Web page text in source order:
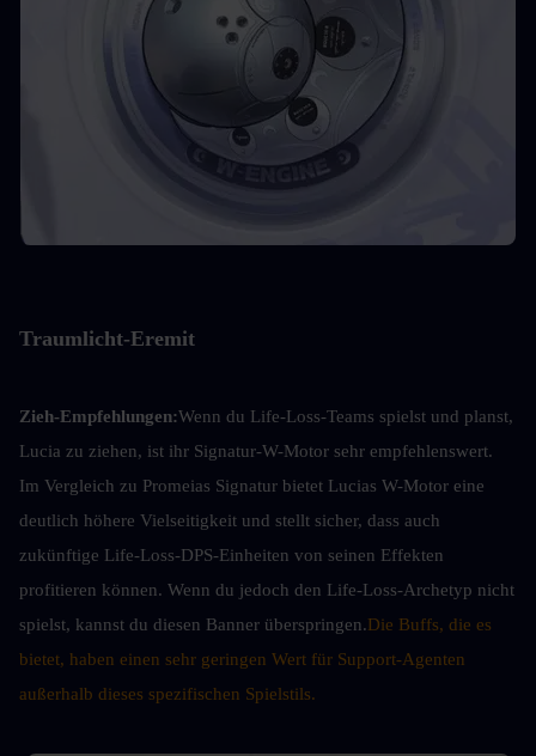
Traumlicht-Eremit
Zieh-Empfehlungen:Wenn du Life-Loss-Teams spielst und planst,
Lucia zu ziehen, ist ihr Signatur-W-Motor sehr empfehlenswert.
Im Vergleich zu Promeias Signatur bietet Lucias W-Motor eine
deutlich höhere Vielseitigkeit und stellt sicher, dass auch
zukünftige Life-Loss-DPS-Einheiten von seinen Effekten
profitieren können. Wenn du jedoch den Life-Loss-Archetyp nicht
spielst, kannst du diesen Banner überspringen.Die Buffs, die es
bietet, haben einen sehr geringen Wert für Support-Agenten
außerhalb dieses spezifischen Spielstils.